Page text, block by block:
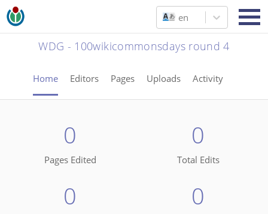
en
WDG - 100wikicommonsdays round 4
Home Editors Pages Uploads Activity
0
Pages Edited
0
Total Edits
0 0